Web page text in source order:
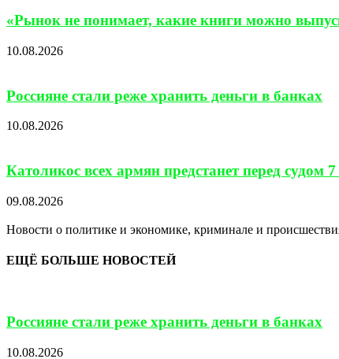
«Рынок не понимает, какие книги можно
10.08.2026
Россияне стали реже хранить деньги в банках
10.08.2026
Католикос всех армян предстанет перед судом 7
09.08.2026
Новости о политике и экономике, криминале и
ЕЩЁ БОЛЬШЕ НОВОСТЕЙ
Россияне стали реже хранить деньги в банках
10.08.2026